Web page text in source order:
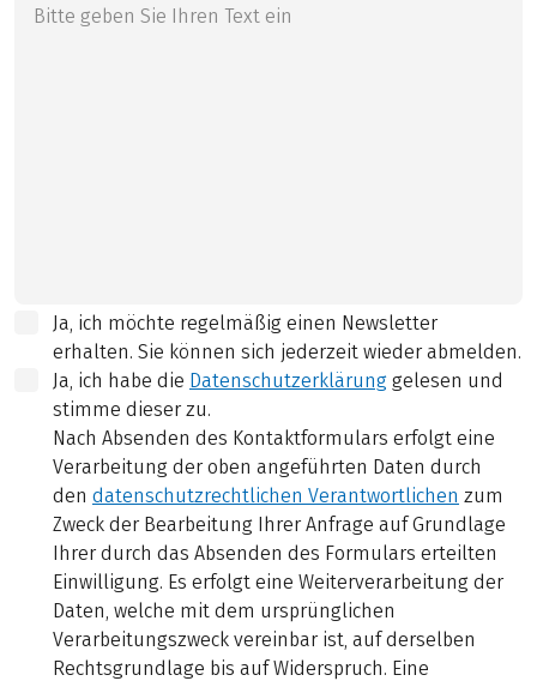
Ja, ich möchte regelmäßig einen Newsletter
erhalten. Sie können sich jederzeit wieder abmelden.
Ja, ich habe die Datenschutzerklärung gelesen und
stimme dieser zu.
Nach Absenden des Kontaktformulars erfolgt eine
Verarbeitung der oben angeführten Daten durch
den datenschutzrechtlichen Verantwortlichen zum
Zweck der Bearbeitung Ihrer Anfrage auf Grundlage
Ihrer durch das Absenden des Formulars erteilten
Einwilligung. Es erfolgt eine Weiterverarbeitung der
Daten, welche mit dem ursprünglichen
Verarbeitungszweck vereinbar ist, auf derselben
Rechtsgrundlage bis auf Widerspruch. Eine